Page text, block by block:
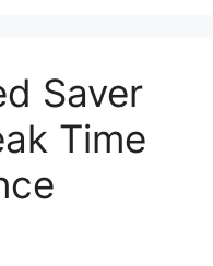
Saver
Time